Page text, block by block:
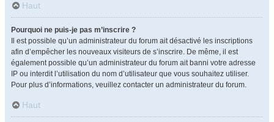
Haut
Pourquoi ne puis-je pas m’inscrire ?
Il est possible qu’un administrateur du forum ait désactivé les inscriptions
afin d’empêcher les nouveaux visiteurs de s’inscrire. De même, il est
également possible qu’un administrateur du forum ait banni votre adresse
IP ou interdit l’utilisation du nom d’utilisateur que vous souhaitez utiliser.
Pour plus d’informations, veuillez contacter un administrateur du forum.
Haut